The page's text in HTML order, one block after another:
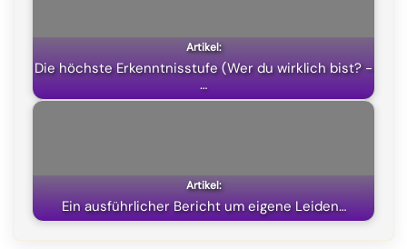
Die höchste Erkenntnisstufe (Wer du wirklich bist? -
…
Ein ausführlicher Bericht um eigene Leiden…